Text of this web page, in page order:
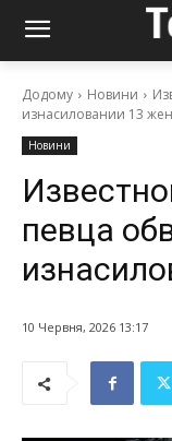
Додому Новини
изнасиловании 13
Новини
певца
10 Червня, 2026 13:17